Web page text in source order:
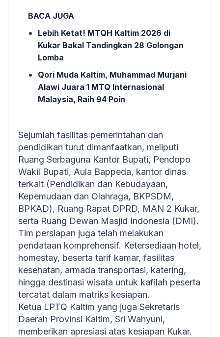
BACA JUGA
Lebih Ketat! MTQH Kaltim 2026 di
Kukar Bakal Tandingkan 28 Golongan
Lomba
Qori Muda Kaltim, Muhammad Murjani
Alawi Juara 1 MTQ Internasional
Malaysia, Raih 94 Poin
Sejumlah fasilitas pemerintahan dan
pendidikan turut dimanfaatkan, meliputi
Ruang Serbaguna Kantor Bupati, Pendopo
Wakil Bupati, Aula Bappeda, kantor dinas
terkait (Pendidikan dan Kebudayaan,
Kepemudaan dan Olahraga, BKPSDM,
BPKAD), Ruang Rapat DPRD, MAN 2 Kukar,
serta Ruang Dewan Masjid Indonesia (DMI).
Tim persiapan juga telah melakukan
pendataan komprehensif. Ketersediaan hotel,
homestay, beserta tarif kamar, fasilitas
kesehatan, armada transportasi, katering,
hingga destinasi wisata untuk kafilah peserta
tercatat dalam matriks kesiapan.
Ketua LPTQ Kaltim yang juga Sekretaris
Daerah Provinsi Kaltim, Sri Wahyuni,
memberikan apresiasi atas kesiapan Kukar.